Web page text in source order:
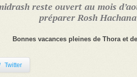
reste ouvert au mois
préparer Rosh
Bonnes vacances pleines de Thora et
Twitter